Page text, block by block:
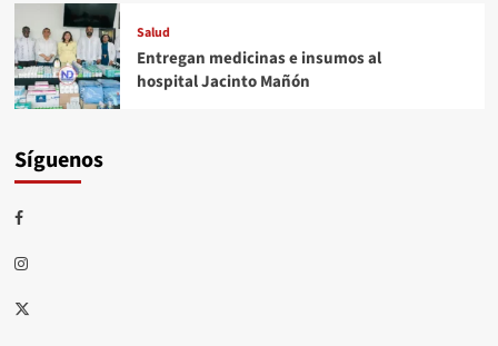
Salud
Entregan medicinas e insumos al
hospital Jacinto Mañón
Síguenos